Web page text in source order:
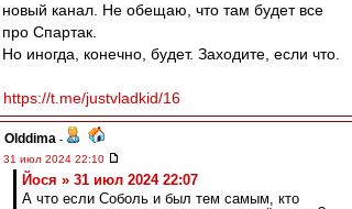
новый канал. Не обещаю, что там будет все
про Спартак.
Но иногда, конечно, будет. Заходите, если что.
https://t.me/justvladkid/16
Olddima -
31 июл 2024 22:10
Йося » 31 июл 2024 22:07
А что если Соболь и был тем самым, кто